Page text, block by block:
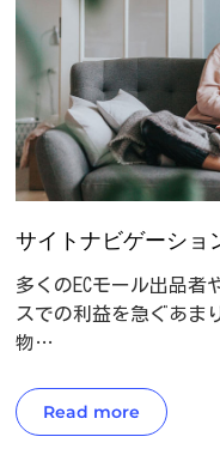
サイトナビゲーショ
多くのECモール出品者
スでの利益を急ぐあま
物…
Read more